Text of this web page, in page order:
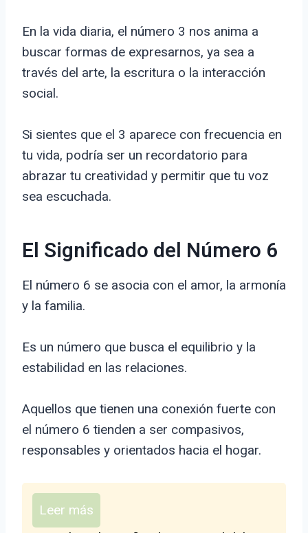
En la vida diaria, el número 3 nos anima a
buscar formas de expresarnos, ya sea a
través del arte, la escritura o la interacción
social.
Si sientes que el 3 aparece con frecuencia en
tu vida, podría ser un recordatorio para
abrazar tu creatividad y permitir que tu voz
sea escuchada.
El Significado del Número 6
El número 6 se asocia con el amor, la armonía
y la familia.
Es un número que busca el equilibrio y la
estabilidad en las relaciones.
Aquellos que tienen una conexión fuerte con
el número 6 tienden a ser compasivos,
responsables y orientados hacia el hogar.
Leer más